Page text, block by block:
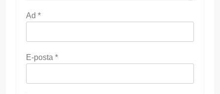
Ad *
E-posta *